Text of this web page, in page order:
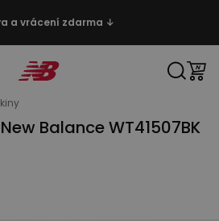
a vrácení zdarma ↓
Balance WT41507BK